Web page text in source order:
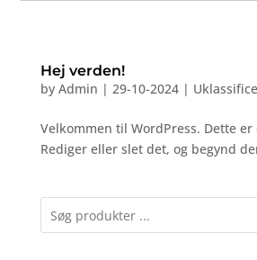
Hej verden!
by Admin | 29-10-2024|
Velkommen til WordPress. Dette
Rediger eller slet det, og begynd